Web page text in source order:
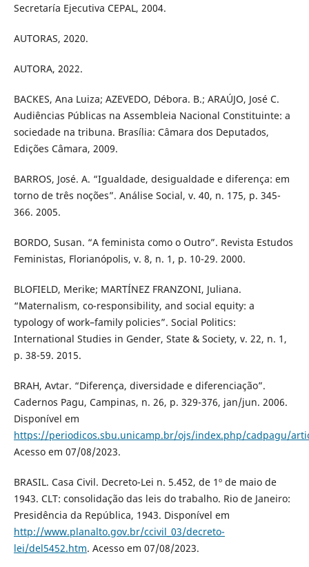
Secretaría Ejecutiva CEPAL, 2004.
AUTORAS, 2020.
AUTORA, 2022.
BACKES, Ana Luiza; AZEVEDO, Débora. B.; ARAÚJO, José C.
Audiências Públicas na Assembleia Nacional Constituinte: a
sociedade na tribuna. Brasília: Câmara dos Deputados,
Edições Câmara, 2009.
BARROS, José. A. “Igualdade, desigualdade e diferença: em
torno de três noções”. Análise Social, v. 40, n. 175, p. 345-
366. 2005.
BORDO, Susan. “A feminista como o Outro”. Revista Estudos
Feministas, Florianópolis, v. 8, n. 1, p. 10-29. 2000.
BLOFIELD, Merike; MARTÍNEZ FRANZONI, Juliana.
“Maternalism, co-responsibility, and social equity: a
typology of work–family policies”. Social Politics:
International Studies in Gender, State & Society, v. 22, n. 1,
p. 38-59. 2015.
BRAH, Avtar. “Diferença, diversidade e diferenciação”.
Cadernos Pagu, Campinas, n. 26, p. 329-376, jan/jun. 2006.
Disponível em
https://periodicos.sbu.unicamp.br/ojs/index.php/cadpagu/
Acesso em 07/08/2023.
BRASIL. Casa Civil. Decreto-Lei n. 5.452, de 1º de maio de
1943. CLT: consolidação das leis do trabalho. Rio de Janeiro:
Presidência da República, 1943. Disponível em
http://www.planalto.gov.br/ccivil_03/decreto-
lei/del5452.htm. Acesso em 07/08/2023.